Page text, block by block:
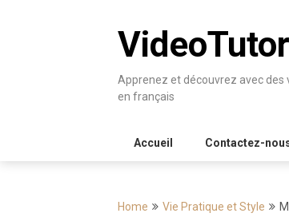
Apprenez et découvrez avec des
en français
Accueil Contactez-
Home Vie Pratique et Style